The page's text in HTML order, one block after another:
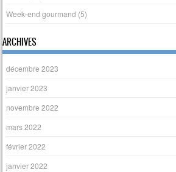
Week-end gourmand (5)
ARCHIVES
décembre 2023
janvier 2023
novembre 2022
mars 2022
février 2022
janvier 2022